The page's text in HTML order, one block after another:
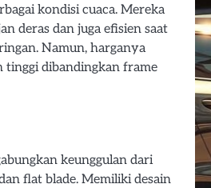
kondisi cuaca. Mereka
deras dan juga efisien saat
Namun, harganya
tinggi dibandingkan frame
keunggulan dari
flat blade. Memiliki desain